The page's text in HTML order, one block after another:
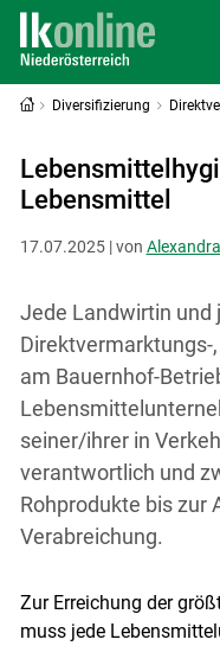
Diversifizierung
Lebensmittel
17.07.2025 | von
Jede Landwirtin und
Direktvermarktungs-
am Bauernhof-
seiner/ihrer in
verantwortlich und
Rohprodukte bis zur
Verabreichung.
Zur Erreichung der
muss jede